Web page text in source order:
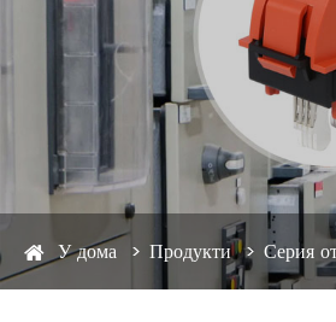
У дома Продукти Серия